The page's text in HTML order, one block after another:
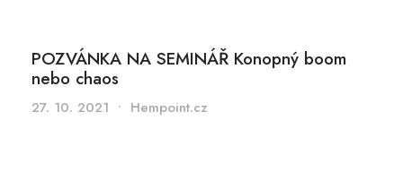
POZVÁNKA NA SEMINÁŘ Konopný boom
nebo chaos
27. 10. 2021 • Hempoint.cz